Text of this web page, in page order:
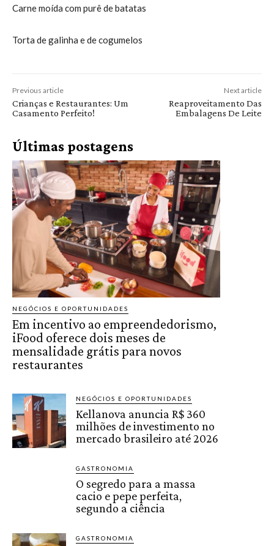
Carne moída com purê de batatas
Torta de galinha e de cogumelos
Previous article
Crianças e Restaurantes: Um
Casamento Perfeito!
Next article
Reaproveitamento Das
Embalagens De Leite
Últimas postagens
NEGÓCIOS E OPORTUNIDADES
Em incentivo ao empreendedorismo,
iFood oferece dois meses de
mensalidade grátis para novos
restaurantes
NEGÓCIOS E OPORTUNIDADES
Kellanova anuncia R$ 360
milhões de investimento no
mercado brasileiro até 2026
GASTRONOMIA
O segredo para a massa
cacio e pepe perfeita,
segundo a ciência
GASTRONOMIA